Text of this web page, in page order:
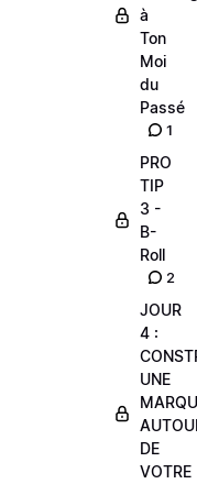
à
Ton
Moi
du
Passé
1
PRO
TIP
3 -
B-
Roll
2
JOUR
4 :
UNE
DE
VOTRE